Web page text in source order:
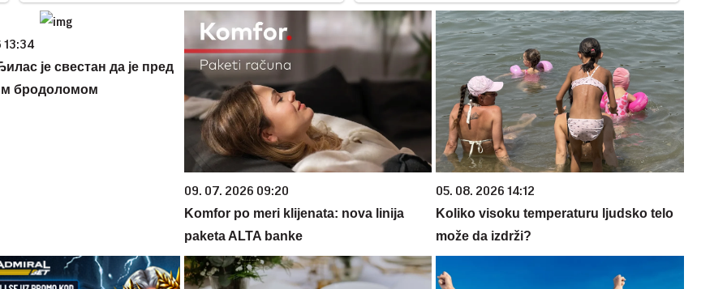
13:34
је свестан да је пред
бродоломом
09. 07. 2026 09:20
Komfor po meri klijenata: nova linija
paketa ALTA banke
05. 08. 2026 14:12
Koliko visoku temperaturu ljudsko telo
može da izdrži?